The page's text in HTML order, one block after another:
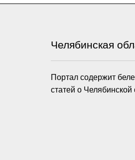
Челябинская
Портал содержит
статей о Челябинской